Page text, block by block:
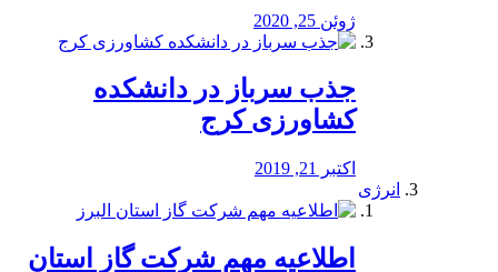
ژوئن 25, 2020
جذب سرباز در دانشکده
کشاورزی کرج
اکتبر 21, 2019
انرژی
️اطلاعیه مهم شرکت گاز استان